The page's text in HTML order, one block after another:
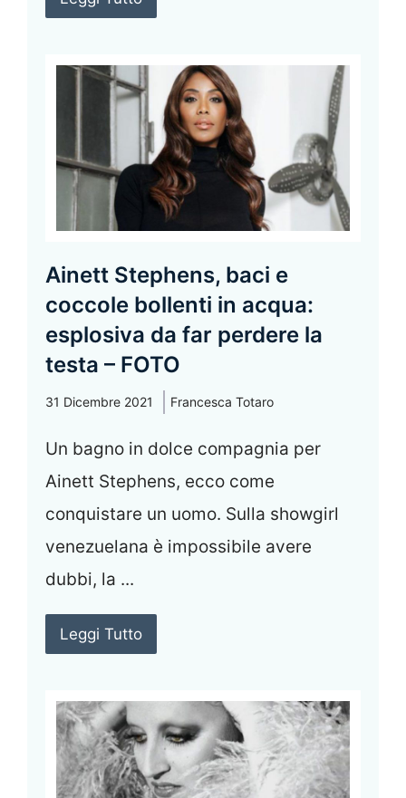
Ainett Stephens, baci e
coccole bollenti in acqua:
esplosiva da far perdere la
testa – FOTO
31 Dicembre 2021 Francesca Totaro
Un bagno in dolce compagnia per
Ainett Stephens, ecco come
conquistare un uomo. Sulla showgirl
venezuelana è impossibile avere
dubbi, la ...
Leggi Tutto